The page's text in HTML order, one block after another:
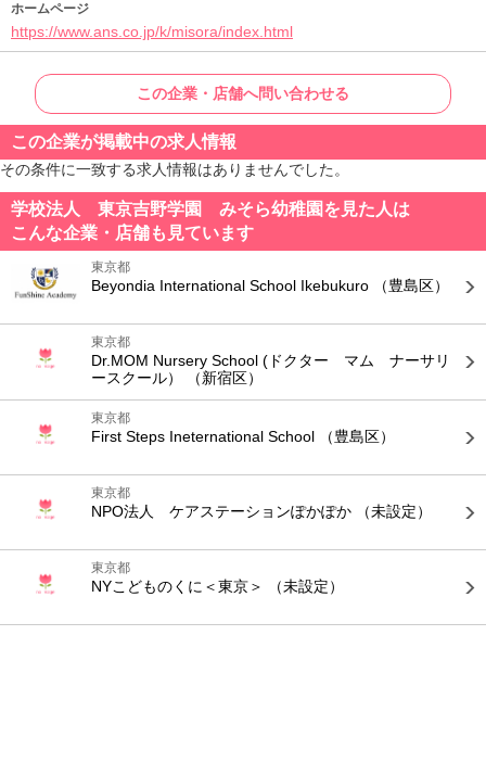
ホームページ
https://www.ans.co.jp/k/misora/index.html
この企業・店舗へ問い合わせる
この企業が掲載中の求人情報
その条件に一致する求人情報はありませんでした。
学校法人 東京吉野学園 みそら幼稚園を見た人は
こんな企業・店舗も見ています
東京都
Beyondia International School Ikebukuro （豊島区）
東京都
Dr.MOM Nursery School (ドクター マム ナーサリ
ースクール）
（新宿区）
東京都
First Steps Ineternational School （豊島区）
東京都
NPO法人 ケアステーションぽかぽか （未設定）
東京都
NYこどものくに＜東京＞ （未設定）